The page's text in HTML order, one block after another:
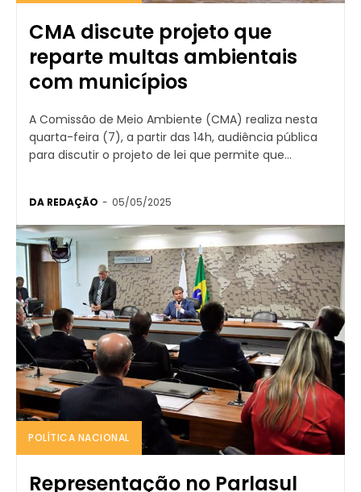
CMA discute projeto que
reparte multas ambientais
com municípios
A Comissão de Meio Ambiente (CMA) realiza nesta
quarta-feira (7), a partir das 14h, audiência pública
para discutir o projeto de lei que permite que...
DA REDAÇÃO - 05/05/2025
POLÍTICA NACIONAL
Representação no Parlasul